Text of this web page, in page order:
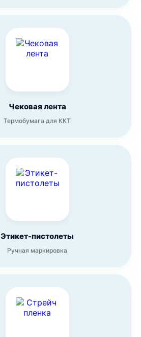
Чековая лента
Термобумага для ККТ
Этикет-пистолеты
Ручная маркировка